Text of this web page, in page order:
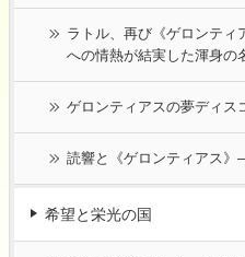
ラトル、再び《ゲロンティ
への情熱が結実した渾身の
ゲロンティアスの夢ディス
読響と《ゲロンティアス
希望と栄光の国